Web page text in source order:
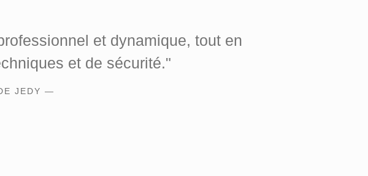
et dynamique, tout en
et de sécurité."
JEDY —